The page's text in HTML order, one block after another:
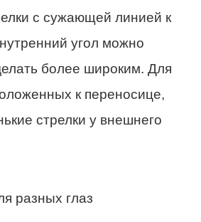
с сужающей линией к
угол можно
более широким. Для
к переносице,
стрелки у внешнего